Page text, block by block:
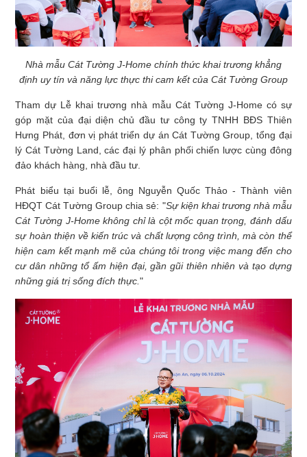
Nhà mẫu Cát Tường J-Home chính thức khai trương khẳng
định uy tín và năng lực thực thi cam kết của Cát Tường Group
Tham dự Lễ khai trương nhà mẫu Cát Tường J-Home có sự
góp mặt của đại diện chủ đầu tư công ty TNHH BĐS Thiên
Hưng Phát, đơn vị phát triển dự án Cát Tường Group, tổng đại
lý Cát Tường Land, các đại lý phân phối chiến lược cùng đông
đảo khách hàng, nhà đầu tư.
Phát biểu tại buổi lễ, ông Nguyễn Quốc Thảo - Thành viên
HĐQT Cát Tường Group chia sẻ: "Sự kiện khai trương nhà mẫu
Cát Tường J-Home không chỉ là cột mốc quan trọng, đánh dấu
sự hoàn thiện về kiến trúc và chất lượng công trình, mà còn thể
hiện cam kết mạnh mẽ của chúng tôi trong việc mang đến cho
cư dân những tổ ấm hiện đại, gần gũi thiên nhiên và tạo dựng
những giá trị sống đích thực."